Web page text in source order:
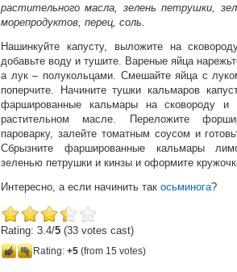
растительного масла, зелень петрушки,
морепродуктов, перец, соль.
Нашинкуйте капусту, выложите на
добавьте воду и тушите. Вареные яйца
а лук – полукольцами. Смешайте яйца с
поперчите. Начините тушки кальмаров
фаршированные кальмары на сковороду и
растительном масле. Переложите
пароварку, залейте томатным соусом и
Сбрызните фаршированные кальмары
зеленью петрушки и кинзы и оформите
Интересно, а если начинить так осьминога?
Rating: 3.4/5 (33 votes cast)
Rating: +5 (from 15 votes)